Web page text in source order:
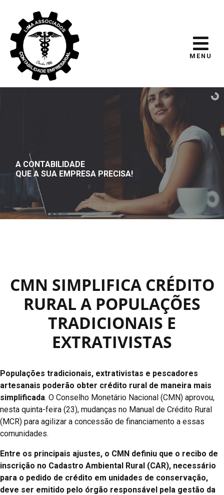
MENU
A CONTABILIDADE
QUE A SUA EMPRESA PRECISA!
CMN SIMPLIFICA CRÉDITO
RURAL A POPULAÇÕES
TRADICIONAIS E
EXTRATIVISTAS
Populações tradicionais, extrativistas e pescadores
artesanais poderão obter crédito rural de maneira mais
simplificada. O Conselho Monetário Nacional (CMN) aprovou,
nesta quinta-feira (23), mudanças no Manual de Crédito Rural
(MCR) para agilizar a concessão de financiamento a essas
comunidades.
Entre os principais ajustes, o CMN definiu que o recibo de
inscrição no Cadastro Ambiental Rural (CAR), necessário
para o pedido de crédito em unidades de conservação,
deve ser emitido pelo órgão responsável pela gestão da